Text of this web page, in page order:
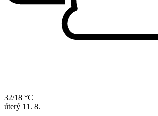
32/18 °C
úterý 11. 8.